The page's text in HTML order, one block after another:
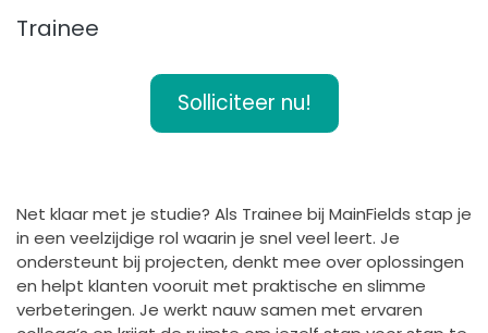
Trainee
Solliciteer nu!
Net klaar met je studie? Als Trainee bij MainFields stap je
in een veelzijdige rol waarin je snel veel leert. Je
ondersteunt bij projecten, denkt mee over oplossingen
en helpt klanten vooruit met praktische en slimme
verbeteringen. Je werkt nauw samen met ervaren